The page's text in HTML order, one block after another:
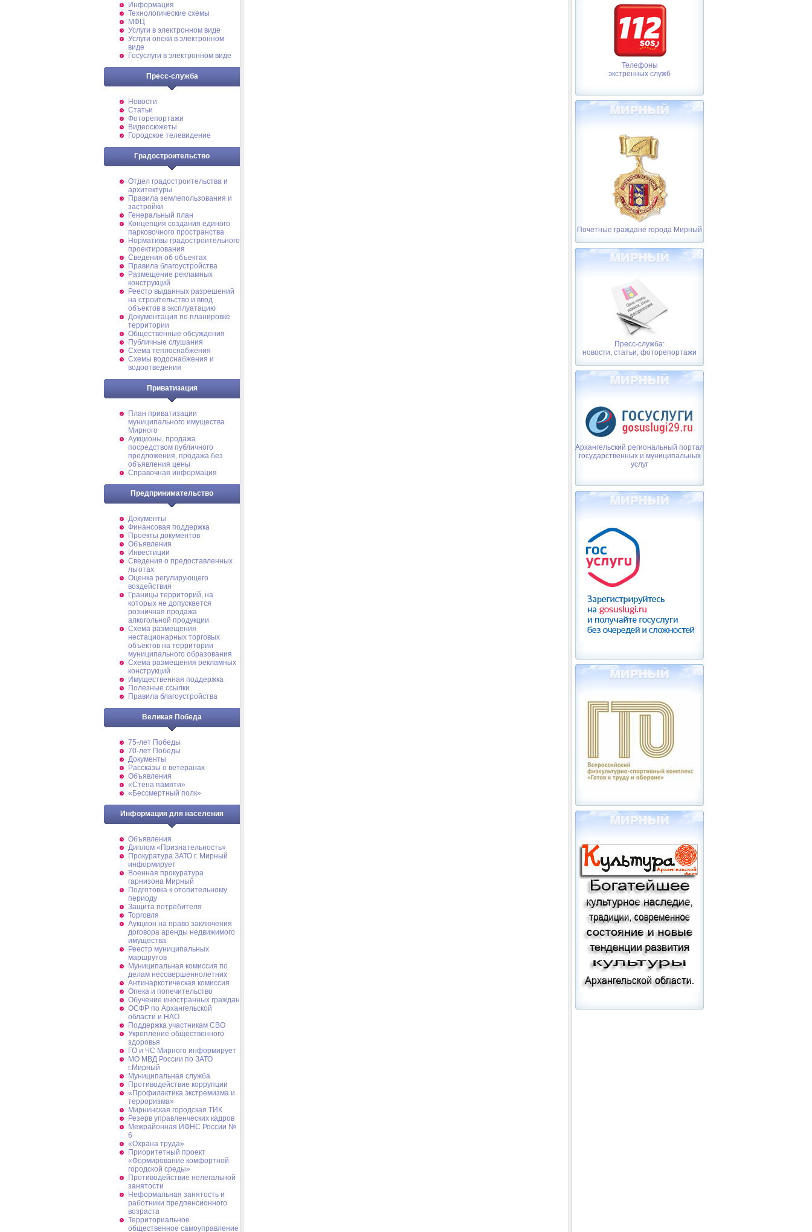
Информация
Технологические схемы
МФЦ
Услуги в электронном виде
Услуги опеки в электронном
виде
Госуслуги в электронном виде
Пресс-служба
Новости
Статьи
Фоторепортажи
Видеосюжеты
Городское телевидение
Градостроительство
Отдел градостроительства и
архитектуры
Правила землепользования и
застройки
Генеральный план
Концепция создания единого
парковочного пространства
Нормативы градостроительного
проектирования
Сведения об объектах
Правила благоустройства
Размещение рекламных
конструкций
Реестр выданных разрешений
на строительство и ввод
объектов в эксплуатацию
Документация по планировке
территории
Общественные обсуждения
Публичные слушания
Схема теплоснабжения
Схемы водоснабжения и
водоотведения
Приватизация
План приватизации
муниципального имущества
Мирного
Аукционы, продажа
посредством публичного
предложения, продажа без
объявления цены
Справочная информация
Предпринимательство
Документы
Финансовая поддержка
Проекты документов
Объявления
Инвестиции
Сведения о предоставленных
льготах
Оценка регулирующего
воздействия
Границы территорий, на
которых не допускается
розничная продажа
алкогольной продукции
Схема размещения
нестационарных торговых
объектов на территории
муниципального образования
Схема размещения рекламных
конструкций
Имущественная поддержка
Полезные ссылки
Правила благоустройства
Великая Победа
75-лет Победы
70-лет Победы
Документы
Рассказы о ветеранах
Объявления
«Стена памяти»
«Бессмертный полк»
Информация для населения
Объявления
Диплом «Признательность»
Прокуратура ЗАТО г. Мирный
информирует
Военная прокуратура
гарнизона Мирный
Подготовка к отопительному
периоду
Защита потребителя
Торговля
Аукцион на право заключения
договора аренды недвижимого
имущества
Реестр муниципальных
маршрутов
Муниципальная комиссия по
делам несовершеннолетних
Антинаркотическая комиссия
Опека и попечительство
Обучение иностранных граждан
ОСФР по Архангельской
области и НАО
Поддержка участникам СВО
Укрепление общественного
здоровья
ГО и ЧС Мирного информирует
МО МВД России по ЗАТО
г.Мирный
Муниципальная cлужба
Противодействие коррупции
«Профилактика экстремизма и
терроризма»
Мирнинская городская ТИК
Резерв управленческих кадров
Межрайонная ИФНС России №
6
«Охрана труда»
Приоритетный проект
«Формирование комфортной
городской среды»
Противодействие нелегальной
занятости
Неформальная занятость и
работники предпенсионного
возраста
Территориальное
общественное самоуправление
Телефоны
экстренных служб
Почетные граждане города Мирный
Пресс-служба:
новости, статьи, фоторепортажи
Архангельский региональный портал
государственных и муниципальных
услуг